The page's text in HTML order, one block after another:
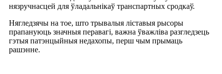
нязручнасцей для ўладальнікаў транспартных сродкаў.
Нягледзячы на тое, што трывалыя ліставыя рысоры
прапануюць значныя перавагі, важна ўважліва разгледзець
гэтыя патэнцыйныя недахопы, перш чым прымаць
рашэнне.